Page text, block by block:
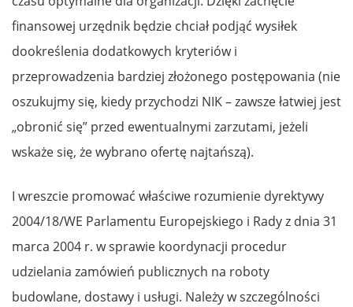
finansowej urzędnik będzie chciał podjąć wysiłek
dookreślenia dodatkowych kryteriów i
przeprowadzenia bardziej złożonego postępowania (nie
oszukujmy się, kiedy przychodzi NIK – zawsze łatwiej jest
„obronić się” przed ewentualnymi zarzutami, jeżeli
wskaże się, że wybrano ofertę najtańszą).
I wreszcie promować właściwe rozumienie dyrektywy
2004/18/WE Parlamentu Europejskiego i Rady z dnia 31
marca 2004 r. w sprawie koordynacji procedur
udzielania zamówień publicznych na roboty
budowlane, dostawy i usługi. Należy w szczególności